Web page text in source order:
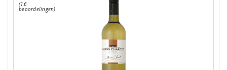
(16
beoordelingen)